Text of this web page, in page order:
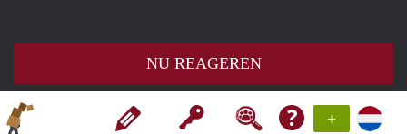
+
NU REAGEREN